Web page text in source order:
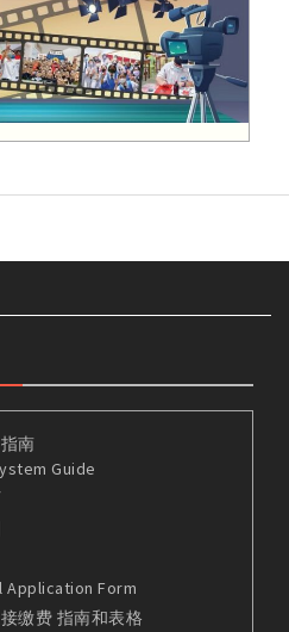
南
Guide
Application Form
缴费 指南和表格